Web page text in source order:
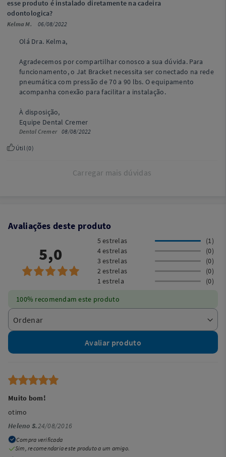
esse produto é instalado diretamente na cadeira
odontologica?
Kelma M. 06/08/2022
Olá Dra. Kelma,
Agradecemos por compartilhar conosco a sua dúvida. Para
funcionamento, o Jat Bracket necessita ser conectado na rede
pneumática com pressão de 70 a 90 lbs. O equipamento
acompanha conexão para facilitar a instalação.
À disposição,
Equipe Dental Cremer
Dental Cremer08/08/2022
Útil (0)
Carregar mais dúvidas
Avaliações deste produto
5,0
5 estrelas
(1)
4 estrelas
(0)
3 estrelas
(0)
2 estrelas
(0)
1 estrela
(0)
100% recomendam este produto
Avaliar produto
Muito bom!
otimo
Heleno S.24/08/2016
Compra verificada
Sim, recomendaria este produto a um amigo.